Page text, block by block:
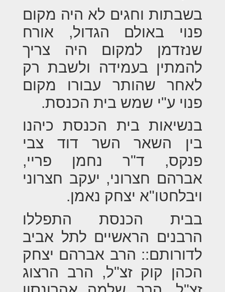
בשבתות וחגים לא היה מקום
פנוי באולם הגדול, אורח
שנזדמן למקום היה צריך
להמתין בעמידה ולשבת רק
לאחר שהותר עבורו מקום
פנוי ע"י שמש בית הכנסת.
בנשיאות בית הכנסת כיהנו
בין השאר השר דוד צבי
פנקס, ד"ר נחמן פריי,
אברהם חצרוני, יעקב חצרוני
ויבלחטו"א יצחק נאמן.
בבית הכנסת התפללו
הרבנים הראשיים לתל אביב
לדורותם:: הרב אברהם יצחק
הכהן קוק זצ"ל, הרב הרצוג